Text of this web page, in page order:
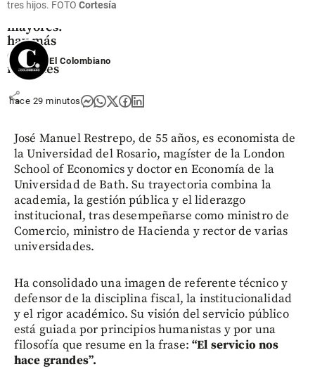
adultos
mayores:
hay más
de 1,1
millones
share
tres hijos. FOTO Cortesía
El Colombiano
hace 29 minutos
José Manuel Restrepo, de 55 años, es economista de
la Universidad del Rosario, magíster de la London
School of Economics y doctor en Economía de la
Universidad de Bath. Su trayectoria combina la
academia, la gestión pública y el liderazgo
institucional, tras desempeñarse como ministro de
Comercio, ministro de Hacienda y rector de varias
universidades.
Ha consolidado una imagen de referente técnico y
defensor de la disciplina fiscal, la institucionalidad
y el rigor académico. Su visión del servicio público
está guiada por principios humanistas y por una
filosofía que resume en la frase:“El servicio nos
hace grandes”.